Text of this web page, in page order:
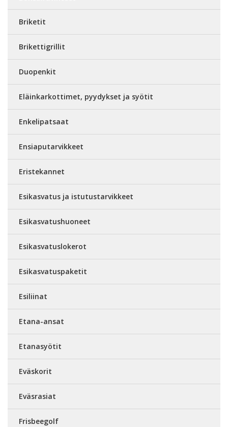
Briketit
Brikettigrillit
Duopenkit
Eläinkarkottimet, pyydykset ja syötit
Enkelipatsaat
Ensiaputarvikkeet
Eristekannet
Esikasvatus ja istutustarvikkeet
Esikasvatushuoneet
Esikasvatuslokerot
Esikasvatuspaketit
Esiliinat
Etana-ansat
Etanasyötit
Eväskorit
Eväsrasiat
Frisbeegolf